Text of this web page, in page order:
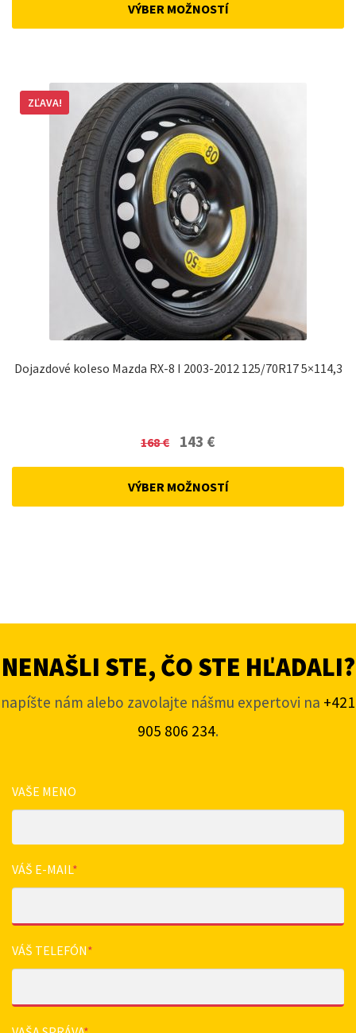
VÝBER MOŽNOSTÍ
Dojazdové koleso Mazda RX-8 I 2003-2012 125/70R17 5×114,3
ZĽAVA!
168€
Original
was:
143 €Current
VÝBER MOŽNOSTÍ
NENAŠLI STE, ČO STE HĽADALI?
napíšte nám alebo zavolajte nášmu expertovi na +421
905 806 234.
VAŠE MENO
VÁŠ E-MAIL*
VÁŠ TELEFÓN*